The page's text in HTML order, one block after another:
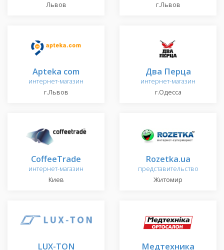
Львов
г.Львов
Apteka com
интернет-магазин
г.Львов
Два Перца
интернет-магазин
г.Одесса
CoffeeTrade
интернет-магазин
Киев
Rozetka.ua
представительство
Житомир
LUX-TON
Медтехника